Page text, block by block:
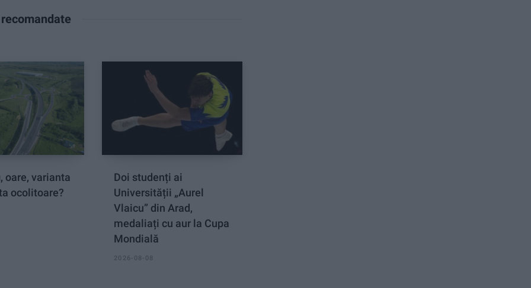
oare, varianta
ocolitoare?
Doi studenți ai
Universității „Aurel
Vlaicu” din Arad,
medaliați cu aur la Cupa
Mondială
2026-08-08